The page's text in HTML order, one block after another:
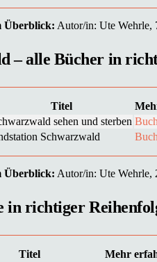
Überblick: Autor/in: Ute Wehrle,
– alle Bücher in
Titel
sehen und sterben
Schwarzwald
Überblick: Autor/in: Ute Wehrle,
in richtiger
Titel
Mehr